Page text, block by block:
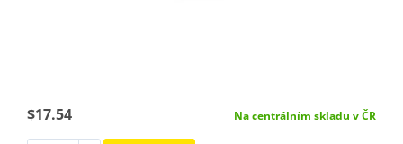
$17.54 Na centrálním skladu v ČR